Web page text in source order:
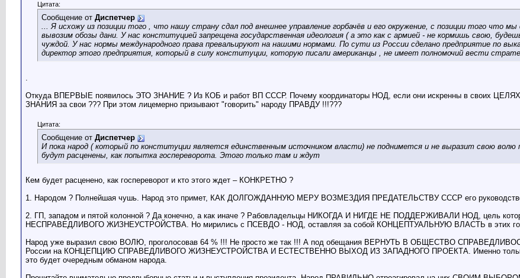
Цитата:
Сообщение от Диспетчер
... Я исхожу из позиции того , что нашу страну сдал под внешнее управление горбачёв и его окружение, с позиции того что
вывозим обозы дани. У нас конституцией запрещена государственная идеология ( а это как с армией - не кормишь свою,
чуждой. У нас нормы международного права превальируют на нашими нормами. По сути из России сделано предприятие по
директор этого предприятия, который в силу конституции, которую писали американцы , не имеет полномочий вести
.
Откуда ВПЕРВЫЕ появилось ЭТО ЗНАНИЕ ? Из КОБ и работ ВП СССР. Почему координаторы НОД, если они искренны в своих
ЗНАНИЯ за свои ??? При этом лицемерно призывают "говорить" народу ПРАВДУ !!!???
Цитата:
Сообщение от Диспетчер
И пока народ ( который по конституции является единственным источником власти) не поднимется и не выразит свою волю
будут расценены, как попытка госпереворота. Этого только там и ждут
Кем будет расценено, как госпереворот и кто этого ждет – КОНКРЕТНО ?
1. Народом ? Полнейшая чушь. Народ это примет, КАК ДОЛГОЖДАННУЮ МЕРУ ВОЗМЕЗДИЯ ПРЕДАТЕЛЬСТВУ СССР его
2. ГП, западом и пятой колонной ? Да конечно, а как иначе ? Рабовладельцы НИКОГДА И НИГДЕ НЕ ПОДДЕРЖИВАЛИ НОД,
НЕСПРАВЕДЛИВОГО ЖИЗНЕУСТРОЙСТВА. Но мирились с ПСЕВДО - НОД, оставляя за собой КОНЦЕПТУАЛЬНУЮ ВЛАСТЬ в этих
Народ уже выразил свою ВОЛЮ, проголосовав 64 % !!! Не просто же так !!! А под обещания ВЕРНУТЬ В ОБЩЕСТВО
России на КОНЦЕПЦИЮ СПРАВЕДЛИВОГО ЖИЗНЕУСТРОЙСТВА И ЕСТЕСТВЕННО ВЫХОД ИЗ ЗАПАДНОГО ПРОЕКТА. Именно только
это будет очередным обманом народа.